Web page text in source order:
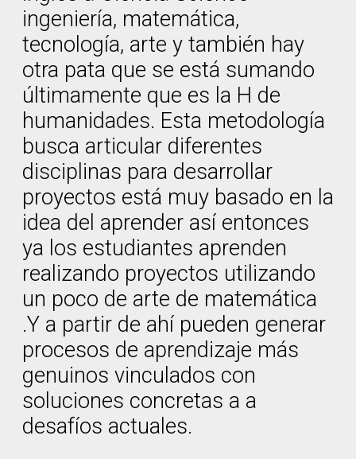
ingeniería, matemática,
tecnología, arte y también hay
otra pata que se está sumando
últimamente que es la H de
humanidades. Esta metodología
busca articular diferentes
disciplinas para desarrollar
proyectos está muy basado en la
idea del aprender así entonces
ya los estudiantes aprenden
realizando proyectos utilizando
un poco de arte de matemática
.Y a partir de ahí pueden generar
procesos de aprendizaje más
genuinos vinculados con
soluciones concretas a a
desafíos actuales.